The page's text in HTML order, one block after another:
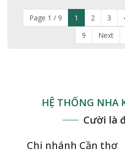
Page 1 / 9 1 2 3
9
Next
HỆ THỐNG NHA
Cười là
Chi nhánh Cần thơ